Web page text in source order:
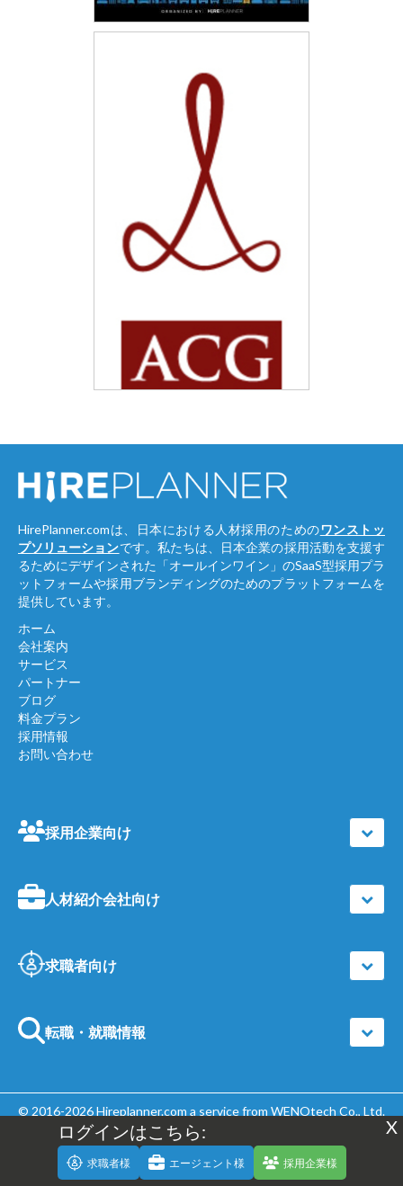
採用企業向け
人材紹介会社向け
求職者向け
転職・就職情報
HirePlanner.comは、日本における人材採用のためのワンストッ
プソリューションです。私たちは、日本企業の採用活動を支援す
るためにデザインされた「オールインワイン」のSaaS型採用プラ
ットフォームや採用ブランディングのためのプラットフォームを
提供しています。
ホーム
会社案内
サービス
パートナー
ブログ
料金プラン
採用情報
お問い合わせ
© 2016-2026Hireplanner.com a service from WENOtech Co., Ltd.
| All Rights Reserved | 個人情報保護方針 X
ログインはこちら:
求職者様 エージェント様 採用企業様